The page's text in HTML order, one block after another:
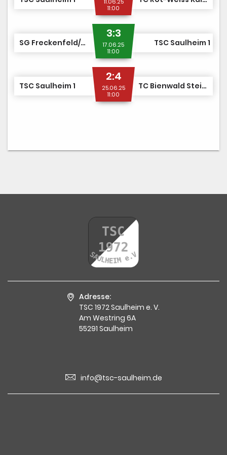
11:00
SG Freckenfeld/Minfeld/Winden 1
3:3
17.06.25
11:00
TSC Saulheim 1
TSC Saulheim 1
2:4
25.06.25
11:00
TC Bienwald Steinfeld 1
Adresse:
TSC 1972 Saulheim e. V.
Am Westring 6A
55291 Saulheim
info@tsc-saulheim.de